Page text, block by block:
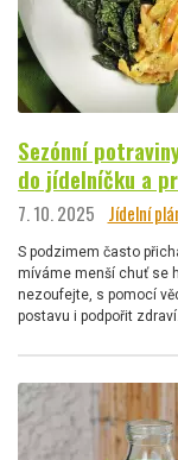
Sezónní
do jídelníčku a
7. 10. 2025 Jídelní
S podzimem často
míváme menší chuť se
nezoufejte, s pomocí
postavu i podpořit zdraví.